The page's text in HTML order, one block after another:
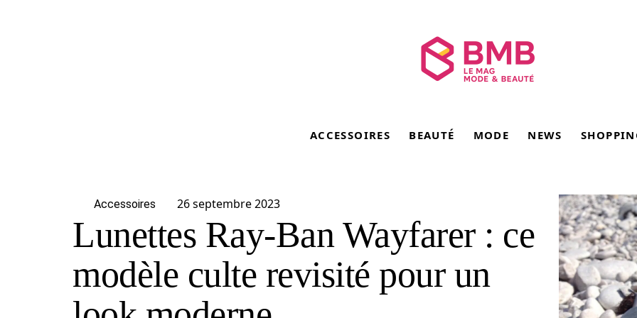
ACCESSOIRES BEAUTÉ MODE NEWS
Accessoires 26 septembre 2023
Lunettes Ray-Ban Wayfarer : ce
modèle culte revisité pour un